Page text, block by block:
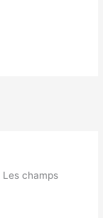
Les champs